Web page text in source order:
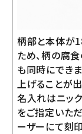
柄部と本体が
ため、柄の腐
も同時にでき
上げることが
名入れはニッ
をご指定いた
ーザーにて刻